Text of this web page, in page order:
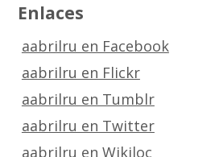
Enlaces
aabrilru en Facebook
aabrilru en Flickr
aabrilru en Tumblr
aabrilru en Twitter
aabrilru en Wikiloc